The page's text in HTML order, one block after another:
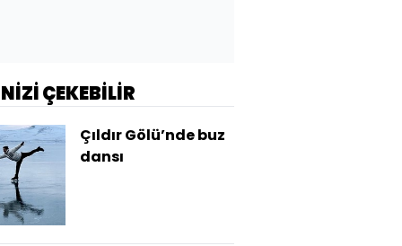
ÇEKEBİLİR
Çıldır Gölü’nde buz
dansı